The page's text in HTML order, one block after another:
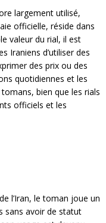
largement utilisé,
officielle, réside dans
valeur du rial, il est
Iraniens d’utiliser des
des prix ou des
quotidiennes et les
bien que les rials
officiels et les
l’Iran, le toman joue un
sans avoir de statut